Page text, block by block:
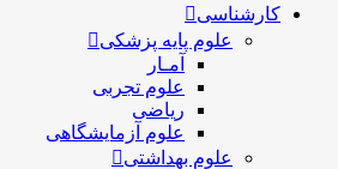
کارشناسی
علوم پایه پزشکی
آمـار
علوم تجربی
ریاضی
علوم آزمایشگاهی
علوم بهداشتی